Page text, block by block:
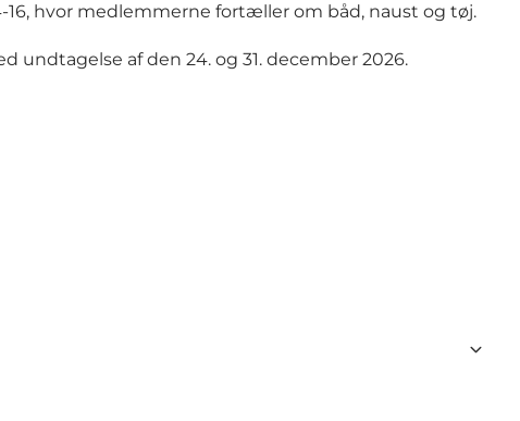
hvor medlemmerne fortæller om båd, naust og tøj.
undtagelse af den 24. og 31. december 2026.